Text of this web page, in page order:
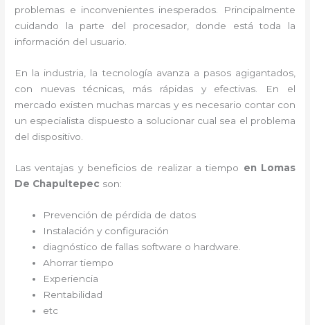
problemas e inconvenientes inesperados. Principalmente
cuidando la parte del procesador, donde está toda la
información del usuario.
En la industria, la tecnología avanza a pasos agigantados,
con nuevas técnicas, más rápidas y efectivas . En el
mercado existen muchas marcas y es necesario contar con
un especialista dispuesto a solucionar cual sea el problema
del dispositivo.
Las ventajas y beneficios de realizar a tiempo en Lomas
De Chapultepec son:
Prevención de pérdida de datos
Instalación y configuración
diagnóstico de fallas software o hardware
Ahorrar tiempo
Experiencia
Rentabilidad
etc